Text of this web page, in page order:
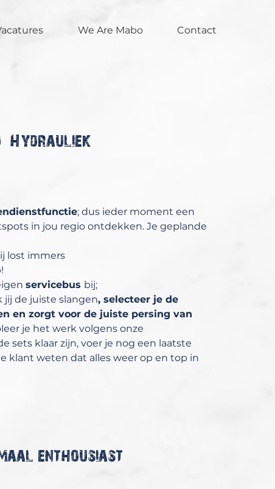
We Are Mabo Contact
Hydrauliek
; dus ieder moment een
in jou regio ontdekken. Je geplande
lost immers
servicebus bij;
jij de juiste slangen, selecteer je de
en zorgt voor de juiste persing van
je het werk volgens onze
sets klaar zijn, voer je nog een laatste
klant weten dat alles weer op en top in
enthousiast